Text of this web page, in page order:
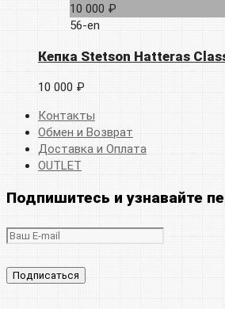
10 000 ₽
56-en
Кепка Stetson Hatteras
10 000 ₽
Контакты
Обмен и Возврат
Доставка и Оплата
OUTLET
Подпишитесь и узнавайте